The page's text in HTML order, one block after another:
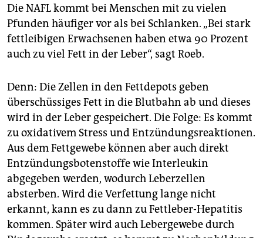
Die NAFL kommt bei Menschen mit zu vielen
Pfunden häufiger vor als bei Schlanken. „Bei stark
fettleibigen Erwachsenen haben etwa 90 Prozent
auch zu viel Fett in der Leber“, sagt Roeb.
Denn: Die Zellen in den Fettdepots geben
überschüssiges Fett in die Blutbahn ab und dieses
wird in der Leber gespeichert. Die Folge: Es kommt
zu oxidativem Stress und Entzündungsreaktionen.
Aus dem Fettgewebe können aber auch direkt
Entzündungsbotenstoffe wie Interleukin
abgegeben werden, wodurch Leberzellen
absterben. Wird die Verfettung lange nicht
erkannt, kann es zu dann zu Fettleber-Hepatitis
kommen. Später wird auch Lebergewebe durch